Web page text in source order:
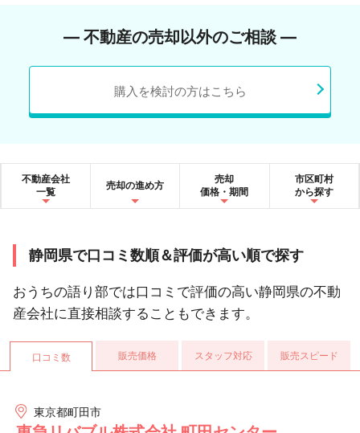
― 不動産の売却以外のご相談 ―
購入を検討の方はこちら
不動産会社
一覧
売却の進め方
売却
価格・期間
市区町村
から探す
静岡県で口コミ数順＆評価が高い順で探す
おうちの語り部では口コミで評価の高い静岡県の不動
産会社に直接相談することもできます。
口コミ数 販売価格 スタッフ対応 販売スピード
東京都町田市